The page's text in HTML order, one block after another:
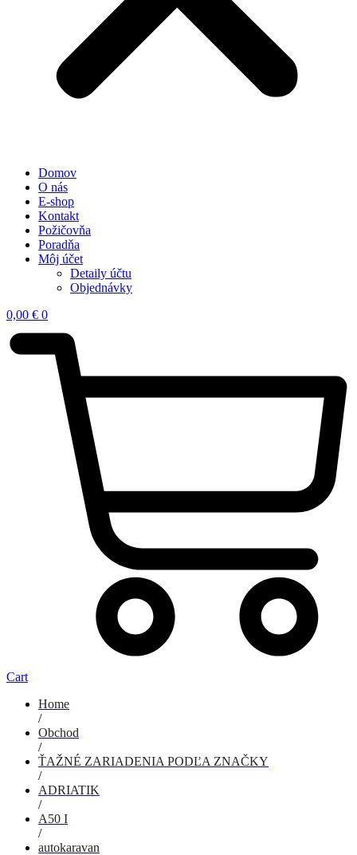
Domov
O nás
E-shop
Kontakt
Požičovňa
Poradňa
Môj účet
Detaily účtu
Objednávky
0,00 € 0
Cart
Home
/
Obchod
/
ŤAŽNÉ ZARIADENIA PODĽA ZNAČKY
/
ADRIATIK
/
A50 I
/
autokaravan